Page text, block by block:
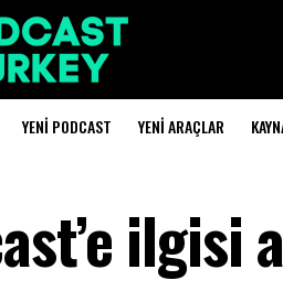
YENI PODCAST YENI ARAÇLAR
ilgisi